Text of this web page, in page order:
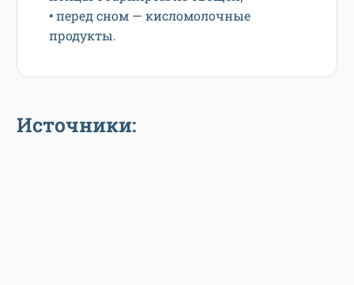
•перед сном — кисломолочные
продукты.
Источники: